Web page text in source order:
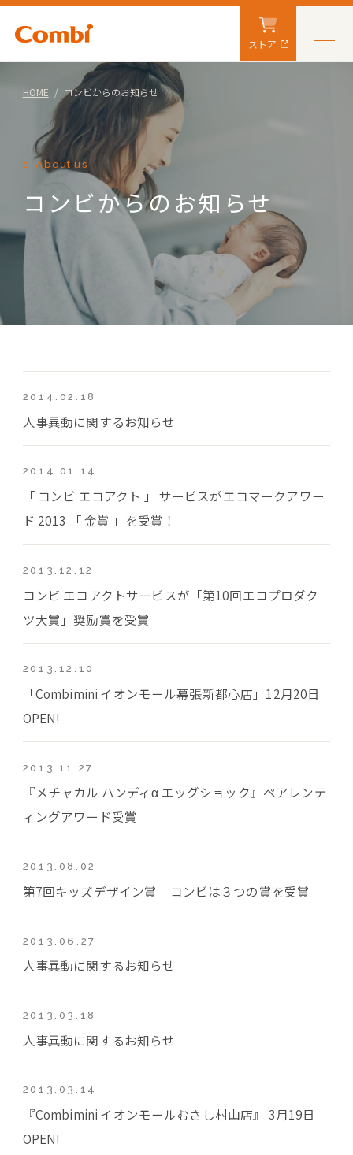
ストア
HOME コンビからのお知らせ
About us
コンビからのお知らせ
2014.02.18
人事異動に関するお知らせ
2014.01.14
「 コンビ エコアクト 」 サービスがエコマークアワー
ド 2013 「 金賞 」を受賞！
2013.12.12
コンビ エコアクトサービスが「第10回エコプロダク
ツ大賞」奨励賞を受賞
2013.12.10
「Combimini イオンモール幕張新都心店」12月20日
OPEN!
2013.11.27
『メチャカル ハンディα エッグショック』ペアレンテ
ィングアワード受賞
2013.08.02
第7回キッズデザイン賞 コンビは３つの賞を受賞
2013.06.27
人事異動に関するお知らせ
2013.03.18
人事異動に関するお知らせ
2013.03.14
『Combimini イオンモールむさし村山店』 3月19日
OPEN!